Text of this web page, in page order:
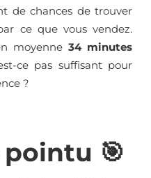
de chances de trouver
ce que vous vendez.
moyenne34 minutes
ce pas suffisant pour
?
🎯